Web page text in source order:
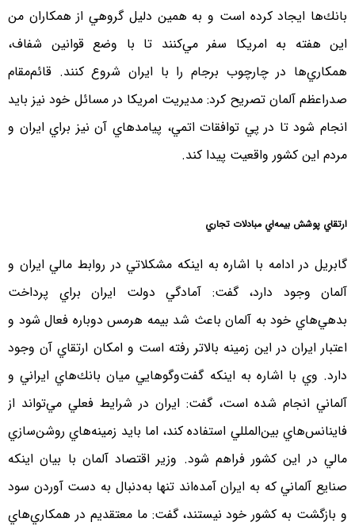
بانك‌ها ايجاد كرده است و به همين دليل گروهي از همكاران من
اين هفته به امريكا سفر مي‌كنند تا با وضع قوانين شفاف،
همكاري‌ها در چارچوب برجام را با ايران شروع كنند. قائم‌مقام
صدراعظم آلمان تصريح كرد: مديريت امريكا در مسائل خود نيز بايد
انجام شود تا در پي توافقات اتمي، پيامدهاي آن نيز براي ايران و
مردم اين كشور واقعيت پيدا كند.
ارتقاي پوشش بيمه‌اي مبادلات تجاري
گابريل در ادامه با اشاره به اينكه مشكلاتي در روابط مالي ايران و
آلمان وجود دارد، گفت: آمادگي دولت ايران براي پرداخت
بدهي‌هاي خود به آلمان باعث شد بيمه هرمس دوباره فعال شود و
اعتبار ايران در اين زمينه بالاتر رفته است و امكان ارتقاي آن وجود
دارد. وي با اشاره به اينكه گفت‌وگوهايي ميان بانك‌هاي ايراني و
آلماني انجام شده است، گفت: ايران در شرايط فعلي مي‌تواند از
فاينانس‌هاي بين‌المللي استفاده كند، اما بايد زمينه‌هاي روشن‌سازي
مالي در اين كشور فراهم شود. وزير اقتصاد آلمان با بيان اينكه
صنايع آلماني كه به ايران آمده‌اند تنها به‌دنبال به دست آوردن سود
و بازگشت به كشور خود نيستند، گفت: ما معتقديم در همكاري‌هاي